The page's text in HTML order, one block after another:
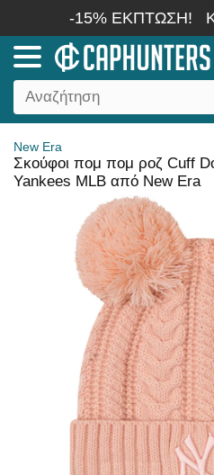
-15% ΕΚΠΤΩΣΗ!
New Era
Σκούφοι πομ πομ ροζ Cuff
Yankees MLB από New Era